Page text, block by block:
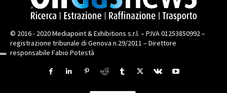
© 2016 - 2020 Mediapoint & Exhibitions s.r.l. – P.IVA 01253850992 –
registrazione tribunale di Genova n.29/2011 – Direttore
responsabile Fabio Potestà